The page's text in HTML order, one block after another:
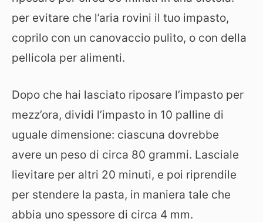
per evitare che l’aria rovini il tuo impasto,
coprilo con un canovaccio pulito, o con della
pellicola per alimenti.
Dopo che hai lasciato riposare l’impasto per
mezz’ora, dividi l’impasto in 10 palline di
uguale dimensione: ciascuna dovrebbe
avere un peso di circa 80 grammi. Lasciale
lievitare per altri 20 minuti, e poi riprendile
per stendere la pasta, in maniera tale che
abbia uno spessore di circa 4 mm.